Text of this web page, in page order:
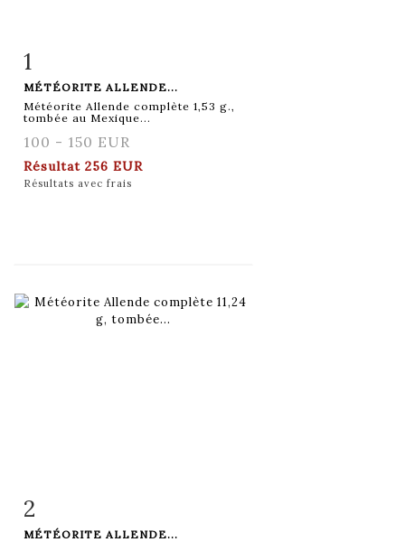
1
MÉTÉORITE ALLENDE...
Météorite Allende complète 1,53 g.,
tombée au Mexique...
100 - 150 EUR
Résultat 256 EUR
Résultats avec frais
Fiche détaillée
2
MÉTÉORITE ALLENDE...